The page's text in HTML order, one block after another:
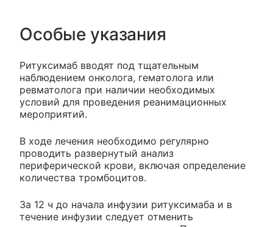
Особые указания
Ритуксимаб вводят под тщательным
наблюдением онколога, гематолога или
ревматолога при наличии необходимых
условий для проведения реанимационных
мероприятий.
В ходе лечения необходимо регулярно
проводить развернутый анализ
периферической крови, включая определение
количества тромбоцитов.
За 12 ч до начала инфузии ритуксимаба и в
течение инфузии следует отменить